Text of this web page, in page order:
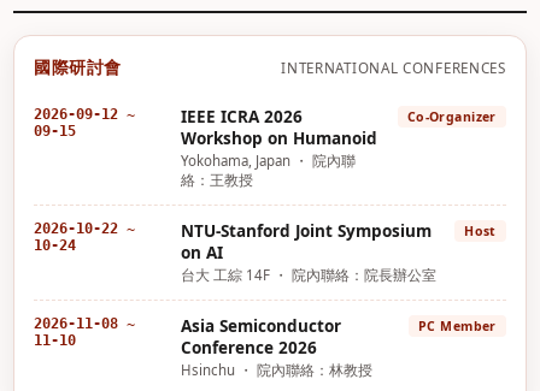
國際研討會 INTERNATIONAL CONFERENCES
2026-09-12 ~
09-15
IEEE ICRA 2026
Workshop on Humanoid
Yokohama, Japan ・ 院內聯
絡：王教授
Co-Organizer
2026-10-22 ~
10-24
NTU-Stanford Joint Symposium
on AI
台大 工綜 14F ・ 院內聯絡：院長辦公室
Host
2026-11-08 ~
11-10
Asia Semiconductor
Conference 2026
Hsinchu ・ 院內聯絡：林教授
PC Member